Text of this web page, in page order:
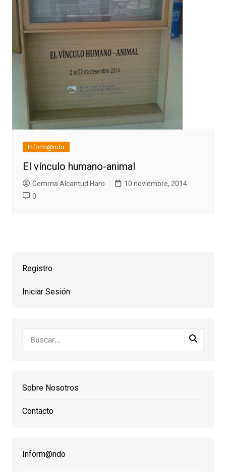
Inform@ndo
El vínculo humano-animal
Gemma Alcantud Haro
10 noviembre, 2014
0
Registro
Iniciar Sesión
Sobre Nosotros
Contacto
Inform@ndo